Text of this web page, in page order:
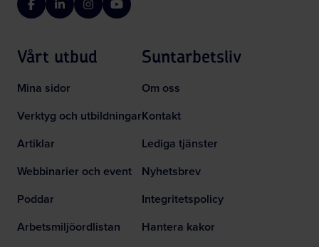
FacebookLinkedInInstagramYouTube
Vårt utbud
Mina sidor
Verktyg och utbildningar
Artiklar
Webbinarier och event
Poddar
Arbetsmiljöordlistan
Suntarbetsliv
Om oss
Kontakt
Lediga tjänster
Nyhetsbrev
Integritetspolicy
Hantera kakor